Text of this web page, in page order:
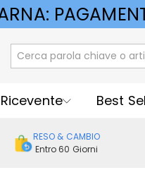
Ricevente Best
RESO & CAMBIO
Entro 60 Giorni